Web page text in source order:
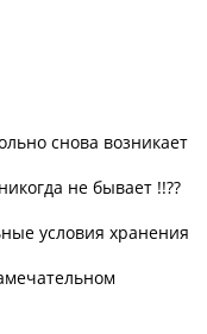
снова возникает
не бывает !!??
условия хранения